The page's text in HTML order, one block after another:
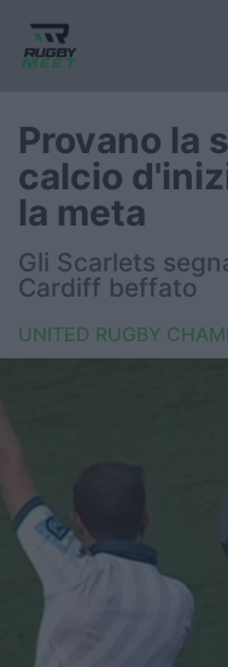
Nazionale
Nazionali
FIR
United Rugby
Top14
Premiership
Provano la
calcio
la meta
Gli Scarlets
Cardiff beffato
UNITED RUGBY